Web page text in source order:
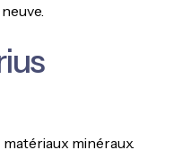
matériaux minéraux.